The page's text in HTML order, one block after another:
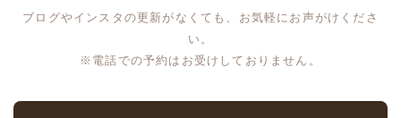
ブログやインスタの更新がなくても、お気軽にお声がけくださ
い。
※電話での予約はお受けしておりません。